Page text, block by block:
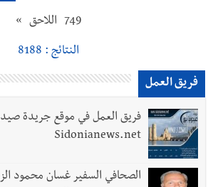
749 اللاحق »
النتائج : 8188
فريق العمل
فريق العمل في موقع جريدة
Sidonianews.net